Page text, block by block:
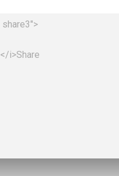
share3">
</i>Share